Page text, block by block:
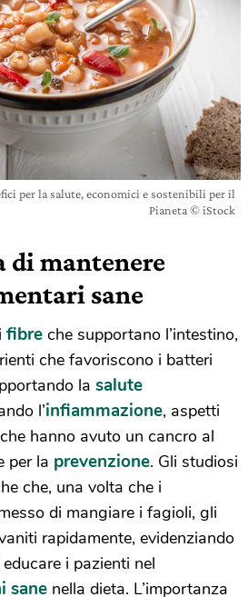
per la salute, economici e sostenibili per il
Pianeta © iStock
di mantenere
sane
fibre che supportano l’intestino,
che favoriscono i batteri
la salute
l’infiammazione, aspetti
hanno avuto un cancro al
per la prevenzione. Gli studiosi
che, una volta che i
di mangiare i fagioli, gli
rapidamente, evidenziando
i pazienti nel
sane nella dieta. L’importanza